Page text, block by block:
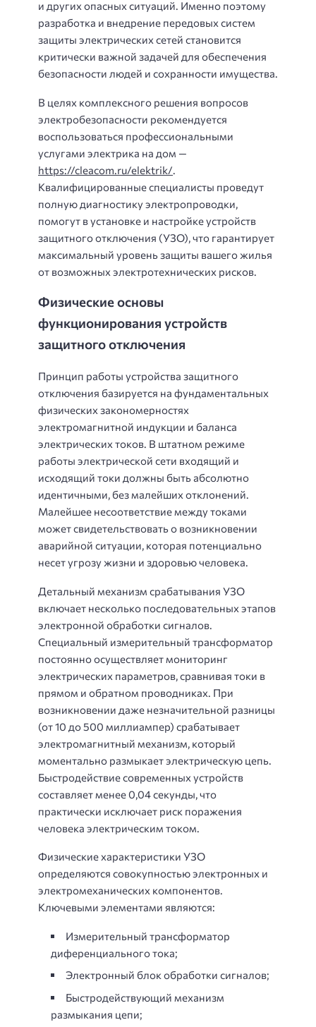
и других опасных ситуаций. Именно поэтому
разработка и внедрение передовых систем
защиты электрических сетей становится
критически важной задачей для обеспечения
безопасности людей и сохранности имущества.
В целях комплексного решения вопросов
электробезопасности рекомендуется
воспользоваться профессиональными
услугами электрика на дом —
https://cleacom.ru/elektrik/.
Квалифицированные специалисты проведут
полную диагностику электропроводки,
помогут в установке и настройке устройств
защитного отключения (УЗО), что гарантирует
максимальный уровень защиты вашего жилья
от возможных электротехнических рисков.
Физические основы
функционирования устройств
защитного отключения
Принцип работы устройства защитного
отключения базируется на фундаментальных
физических закономерностях
электромагнитной индукции и баланса
электрических токов. В штатном режиме
работы электрической сети входящий и
исходящий токи должны быть абсолютно
идентичными, без малейших отклонений.
Малейшее несоответствие между токами
может свидетельствовать о возникновении
аварийной ситуации, которая потенциально
несет угрозу жизни и здоровью человека.
Детальный механизм срабатывания УЗО
включает несколько последовательных этапов
электронной обработки сигналов.
Специальный измерительный трансформатор
постоянно осуществляет мониторинг
электрических параметров, сравнивая токи в
прямом и обратном проводниках. При
возникновении даже незначительной разницы
(от 10 до 500 миллиампер) срабатывает
электромагнитный механизм, который
моментально размыкает электрическую цепь.
Быстродействие современных устройств
составляет менее 0,04 секунды, что
практически исключает риск поражения
человека электрическим током.
Физические характеристики УЗО
определяются совокупностью электронных и
электромеханических компонентов.
Ключевыми элементами являются:
Измерительный трансформатор
диференциального тока;
Электронный блок обработки сигналов;
Быстродействующий механизм
размыкания цепи;